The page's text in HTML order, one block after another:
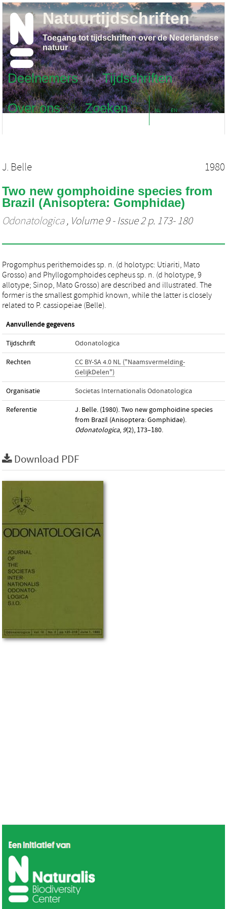
Deelnemers
Tijdschriften
Over ons
Zoeken NL EN
Natuurtijdschriften
Toegang tot tijdschriften over de Nederlandse
natuur
J. Belle 1980
Two new gomphoidine species from
Brazil (Anisoptera: Gomphidae)
Odonatologica, Volume 9 - Issue 2 p. 173- 180
Progomphus perithemoides sp. n. (d holotypc: Utiariti, Mato
Grosso) and Phyllogomphoides cepheus sp. n. (d holotype, 9
allotype; Sinop, Mato Grosso) are described and illustrated. The
former is the smallest gomphid known, while the latter is closely
related to P. cassiopeiae (Belle).
Aanvullende gegevens
Tijdschrift Odonatologica
Rechten
CC BY-SA 4.0 NL ("Naamsvermelding-
GelijkDelen")
Organisatie Societas Internationalis Odonatologica
Referentie
J. Belle. (1980). Two new gomphoidine species
from Brazil (Anisoptera: Gomphidae).
Odonatologica, 9(2), 173–180.
Download PDF